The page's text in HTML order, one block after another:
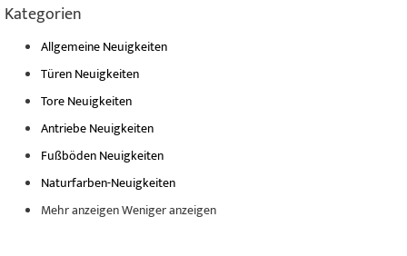
Kategorien
Allgemeine Neuigkeiten
Türen Neuigkeiten
Tore Neuigkeiten
Antriebe Neuigkeiten
Fußböden Neuigkeiten
Naturfarben-Neuigkeiten
Mehr anzeigenWeniger anzeigen